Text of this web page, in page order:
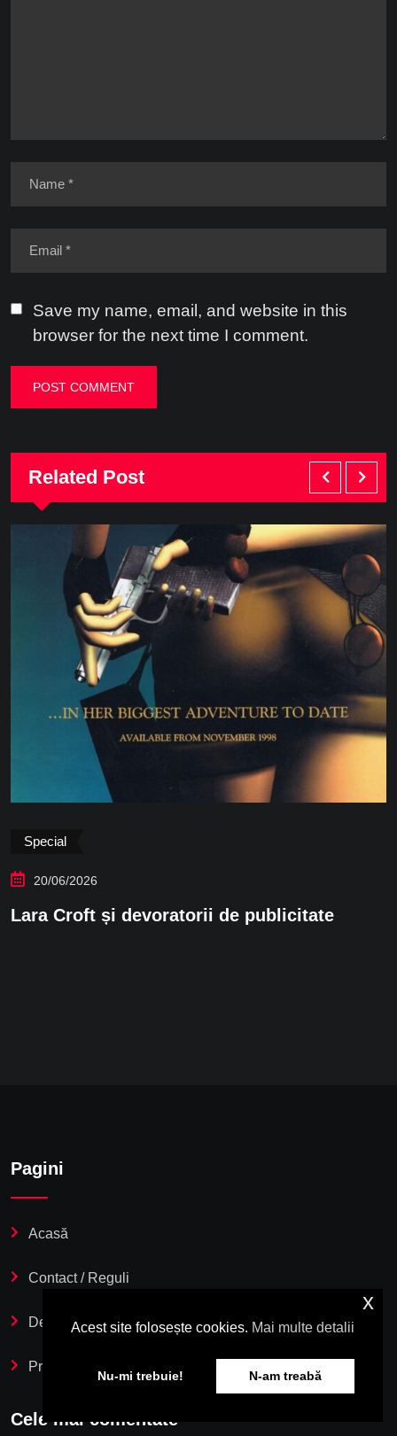
Save my name, email, and website in this
browser for the next time I comment.
Related Post
Special
18/06/2026
Tomb Raider: Personaje Mitologice
Pagini
Acasă
Contact / Reguli
Despre Noi
Privacy Policy
Cele mai comentate
Acest site folosește cookies. Mai multe detalii
Nu-mi trebuie! N-am treabă
x